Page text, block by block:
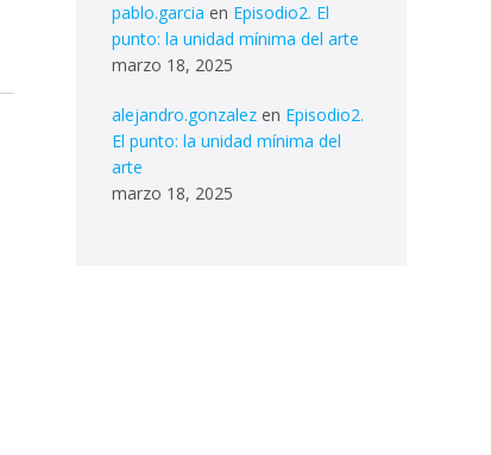
pablo.garcia en Episodio2. El
punto: la unidad mínima del arte
marzo 18, 2025
alejandro.gonzalez en Episodio2.
El punto: la unidad mínima del
arte
marzo 18, 2025